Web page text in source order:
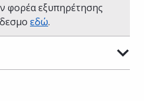
φορέα εξυπηρέτησης
εδώ.